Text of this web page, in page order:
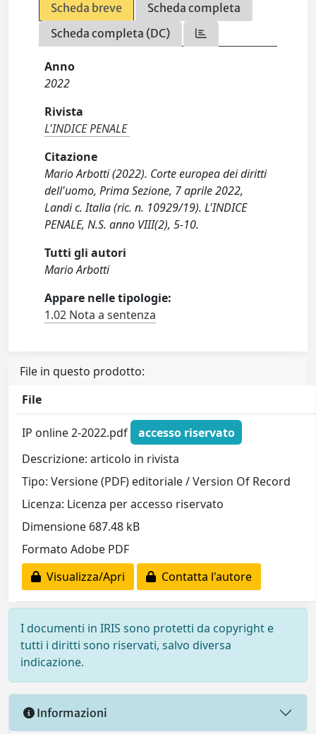
Scheda breve
Scheda completa
Scheda completa (DC)
Anno
2022
Rivista
L'INDICE PENALE
Citazione
Mario Arbotti (2022). Corte europea dei diritti
dell'uomo, Prima Sezione, 7 aprile 2022,
Landi c. Italia (ric. n. 10929/19). L'INDICE
PENALE, N.S. anno VIII(2), 5-10.
Tutti gli autori
Mario Arbotti
Appare nelle tipologie:
1.02 Nota a sentenza
File in questo prodotto:
File
IP online 2-2022.pdf
accesso riservato
Descrizione: articolo in rivista
Tipo: Versione (PDF) editoriale / Version Of Record
Licenza: Licenza per accesso riservato
Dimensione 687.48 kB
Formato Adobe PDF
Visualizza/Apri
Contatta l'autore
I documenti in IRIS sono protetti da copyright e
tutti i diritti sono riservati, salvo diversa
indicazione.
Informazioni